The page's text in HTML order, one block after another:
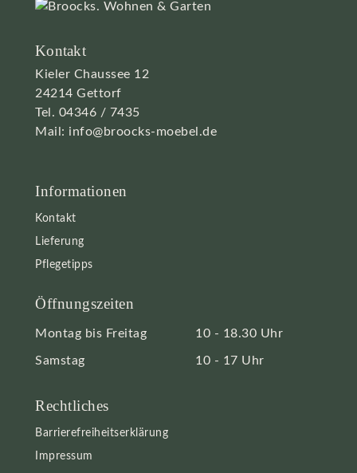
Kontakt
Kieler Chaussee 12
24214 Gettorf
Tel. 04346 / 7435
Mail: info@broocks-moebel.de
Informationen
Kontakt
Lieferung
Pflegetipps
Öffnungszeiten
Montag bis Freitag 10 - 18.30 Uhr
Samstag 10 - 17 Uhr
Rechtliches
Barrierefreiheitserklärung
Impressum